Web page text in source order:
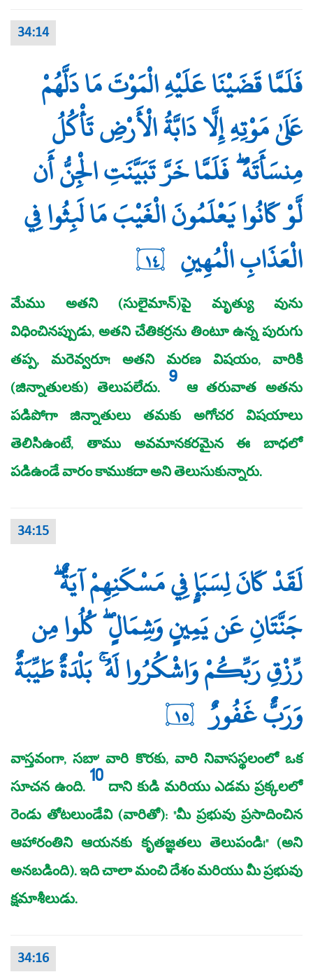
34:14
فَلَمَّا قَضَيْنَا عَلَيْهِ الْمَوْتَ مَا دَلَّهُمْ
عَلَىٰ مَوْتِهِ إِلَّا دَابَّةُ الْأَرْضِ تَأْكُلُ
مِنسَأَتَهُ ۖ فَلَمَّا خَرَّ تَبَيَّنَتِ الْجِنُّ أَن
لَّوْ كَانُوا يَعْلَمُونَ الْغَيْبَ مَا لَبِثُوا فِي
الْعَذَابِ الْمُهِينِ ١٤
మేము అతని (సులైమాన్‌)పై మృత్యు వును
విధించినప్పుడు, అతని చేతికర్రను తింటూ ఉన్న పురుగు
తప్ప, మరెవ్వరూ! అతని మరణ విషయం, వారికి
(జిన్నాతులకు) తెలుపలేదు. 9 ఆ తరువాత అతను
పడిపోగా జిన్నాతులు తమకు అగోచర విషయాలు
తెలిసిఉంటే, తాము అవమానకరమైన ఈ బాధలో
పడిఉండే వారం కాముకదా అని తెలుసుకున్నారు.
34:15
لَقَدْ كَانَ لِسَبَإٍ فِي مَسْكَنِهِمْ آيَةٌ ۖ
جَنَّتَانِ عَن يَمِينٍ وَشِمَالٍ ۖ كُلُوا مِن
رِّزْقِ رَبِّكُمْ وَاشْكُرُوا لَهُ ۚ بَلْدَةٌ طَيِّبَةٌ
وَرَبٌّ غَفُورٌ ١٥
వాస్తవంగా, సబా' వారి కొరకు, వారి నివాసస్థలంలో ఒక
సూచన ఉంది.10 దాని కుడి మరియు ఎడమ ప్రక్కలలో
రెండు తోటలుండేవి (వారితో): "మీ ప్రభువు ప్రసాదించిన
ఆహారంతిని ఆయనకు కృతజ్ఞతలు తెలుపండి!" (అని
అనబడింది). ఇది చాలా మంచి దేశం మరియు మీ ప్రభువు
క్షమాశీలుడు.
34:16